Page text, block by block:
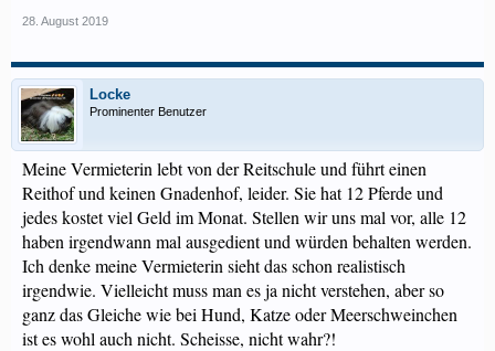
28. August 2019
Locke
Prominenter Benutzer
Meine Vermieterin lebt von der Reitschule und führt einen
Reithof und keinen Gnadenhof, leider. Sie hat 12 Pferde und
jedes kostet viel Geld im Monat. Stellen wir uns mal vor, alle 12
haben irgendwann mal ausgedient und würden behalten werden.
Ich denke meine Vermieterin sieht das schon realistisch
irgendwie. Vielleicht muss man es ja nicht verstehen, aber so
ganz das Gleiche wie bei Hund, Katze oder Meerschweinchen
ist es wohl auch nicht. Scheisse, nicht wahr?!